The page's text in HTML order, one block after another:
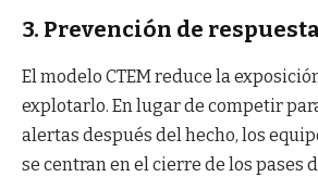
3. Prevención de
El modelo CTEM reduce la
explotarlo. En lugar de competir
alertas después del hecho, los
se centran en el cierre de los pases